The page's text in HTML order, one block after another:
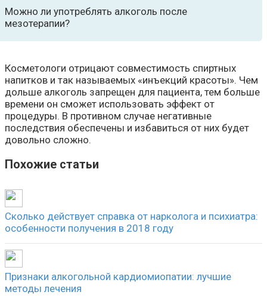
Можно ли употреблять алкоголь после
мезотерапии?
Косметологи отрицают совместимость спиртных
напитков и так называемых «инъекций красоты». Чем
дольше алкоголь запрещен для пациента, тем больше
времени он сможет использовать эффект от
процедуры. В противном случае негативные
последствия обеспечены и избавиться от них будет
довольно сложно.
Похожие статьи
Сколько действует справка от нарколога и психиатра:
особенности получения в 2018 году
Признаки алкогольной кардиомиопатии: лучшие
методы лечения